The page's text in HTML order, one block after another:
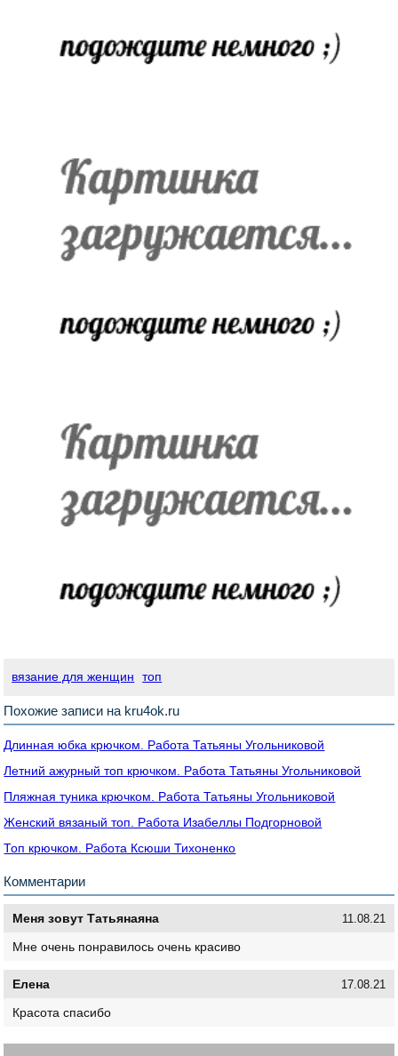
вязание для женщин топ
Похожие записи на kru4ok.ru
Длинная юбка крючком. Работа Татьяны Угольниковой
Летний ажурный топ крючком. Работа Татьяны Угольниковой
Пляжная туника крючком. Работа Татьяны Угольниковой
Женский вязаный топ. Работа Изабеллы Подгорновой
Топ крючком. Работа Ксюши Тихоненко
Комментарии
Меня зовут Татьянаяна 11.08.21
Мне очень понравилось очень красиво
Елена 17.08.21
Красота спасибо